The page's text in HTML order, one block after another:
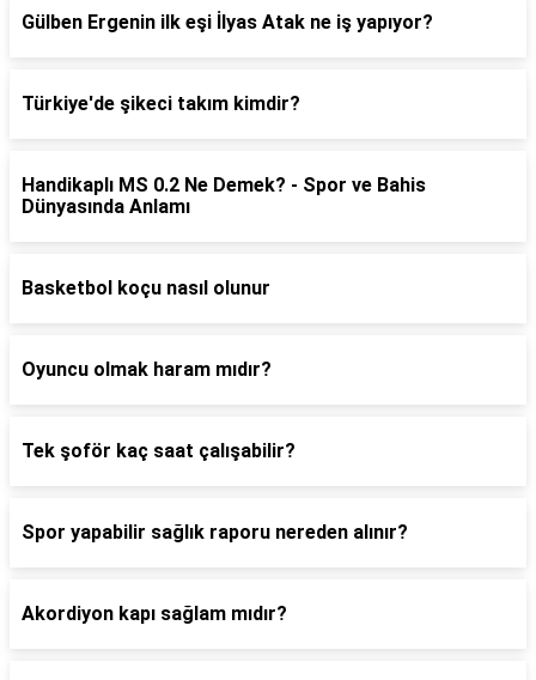
Gülben Ergenin ilk eşi İlyas Atak ne iş yapıyor?
Türkiye'de şikeci takım kimdir?
Handikaplı MS 0.2 Ne Demek? - Spor ve Bahis
Dünyasında Anlamı
Basketbol koçu nasıl olunur
Oyuncu olmak haram mıdır?
Tek şoför kaç saat çalışabilir?
Spor yapabilir sağlık raporu nereden alınır?
Akordiyon kapı sağlam mıdır?